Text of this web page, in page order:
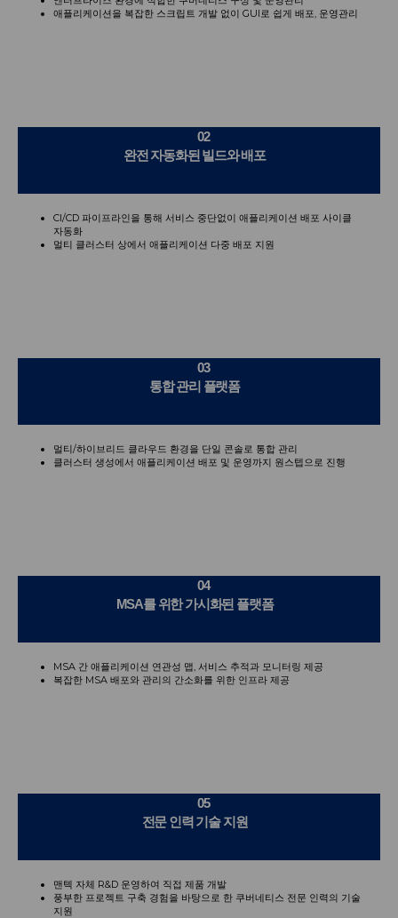
애플리케이션을 복잡한 스크립트 개발 없이 GUI로 쉽게 배포, 운영관리
02
완전 자동화된 빌드와 배포
CI/CD 파이프라인을 통해 서비스 중단없이 애플리케이션 배포 사이클
자동화
멀티 클러스터 상에서 애플리케이션 다중 배포 지원
03
통합 관리 플랫폼
멀티/하이브리드 클라우드 환경을 단일 콘솔로 통합 관리
클러스터 생성에서 애플리케이션 배포 및 운영까지 원스텝으로 진행
04
MSA를 위한 가시화된 플랫폼
MSA 간 애플리케이션 연관성 맵, 서비스 추적과 모니터링 제공
복잡한 MSA 배포와 관리의 간소화를 위한 인프라 제공
05
전문 인력 기술 지원
맨텍 자체 R&D 운영하여 직접 제품 개발
풍부한 프로젝트 구축 경험을 바탕으로 한 쿠버네티스 전문 인력의 기술
지원